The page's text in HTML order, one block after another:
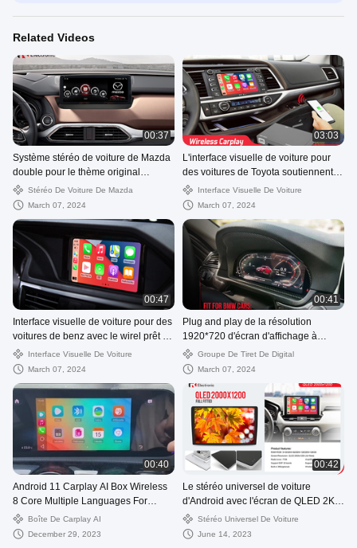
Related Videos
00:37
Système stéréo de voiture de Mazda
double pour le thème original
Carplay sans fil de Mazda CX9
Stéréo De Voiture De Mazda
March 07, 2024
03:03
L'interface visuelle de voiture pour
des voitures de Toyota soutiennent le
lien carplay sans fil de miroir et la
caméra arrière originale
Interface Visuelle De Voiture
March 07, 2024
00:47
Interface visuelle de voiture pour des
voitures de benz avec le wirel prêt à
l'emploi original de soutien de
système de navigation de BECKER
Interface Visuelle De Voiture
March 07, 2024
00:41
Plug and play de la résolution
1920*720 d'écran d'affichage à
cristaux liquides du groupe 12,3 de
tiret de Digital plein »
Groupe De Tiret De Digital
March 07, 2024
00:40
Android 11 Carplay AI Box Wireless
8 Core Multiple Languages ​​For
VehiclesBoîte De Carplay AI
December 29, 2023
00:42
Le stéréo universel de voiture
d'Android avec l'écran de QLED 2K
soutient le pla carplay sans fil de
multimédia de voiture de 4G DSP
Stéréo Universel De Voiture
June 14, 2023